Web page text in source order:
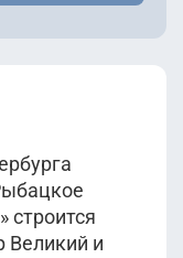
строится
Великий и